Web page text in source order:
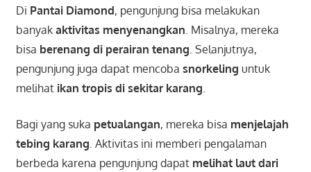
Di Pantai Diamond, pengunjung bisa melakukan
banyak aktivitas menyenangkan . Misalnya, mereka
bisa berenang di perairan tenang . Selanjutnya,
pengunjung juga dapat mencoba snorkeling untuk
melihat ikan tropis di sekitar karang
Bagi yang suka petualangan, mereka bisa menjelajah
tebing karang . Aktivitas ini memberi pengalaman
berbeda karena pengunjung dapat melihat laut dari